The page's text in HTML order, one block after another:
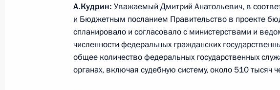
Внесены изменения в состав Совета Безопасности
20 сентября 2010 года, 11:00
18 сентября 2010 года, суббота
А.Кудрин: Уважаемый Дмитрий Анатольевич, в
и Бюджетным посланием Правительство в проекте
спланировало и согласовало с министерствами и
численности федеральных гражданских
общее количество федеральных государственных
органах, включая судебную систему, около 510 тысяч